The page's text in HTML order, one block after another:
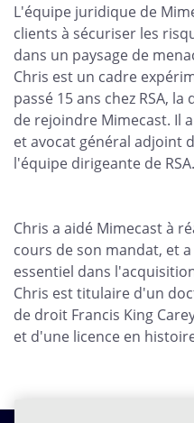
L'équipe juridique de
clients à sécuriser les
dans un paysage de
Chris est un cadre
passé 15 ans chez RSA,
de rejoindre Mimecast. Il
et avocat général adjoint
l'équipe dirigeante de RSA.
Chris a aidé Mimecast à
cours de son mandat, et
essentiel dans
Chris est titulaire d'un
de droit Francis King
et d'une licence en